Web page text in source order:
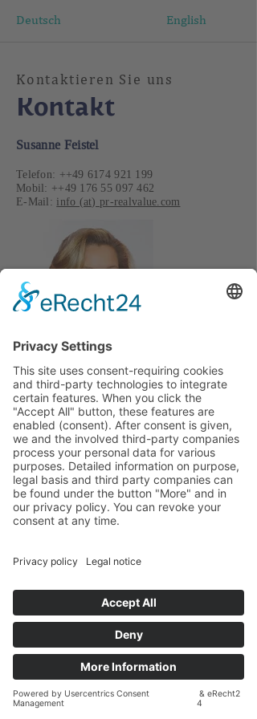
Deutsch English
Kontaktieren Sie uns
Kontakt
Susanne Feistel
Telefon: ++49 6174 921 199
Mobil: ++49 176 55 097 462
E-Mail: info (at) pr-realvalue.com
Christian Schulz
Mobil: ++49160 91 657 589
E-Mail: christian (at) pr-realvalue.com
Data Privacy/Datenschutz
Imprint/Impressum
P&R Investment Management Limited